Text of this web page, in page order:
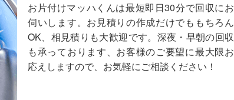
お片付けマッハくんは最短即日30分で回収にお
伺いします。お見積りの作成だけでももちろん
OK、相見積りも大歓迎です。深夜・早朝の回収
も承っております、お客様のご要望に最大限お
応えしますので、お気軽にご相談ください！